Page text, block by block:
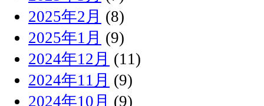
2025年2月 (8)
2025年1月 (9)
2024年12月 (11)
2024年11月 (9)
2024年10月 (9)